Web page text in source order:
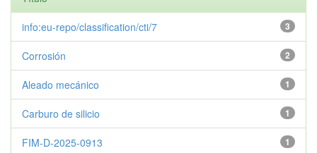
3
info:eu-repo/classification/cti/7
2
Corrosión
1
Aleado mecánico
1
Carburo de silicio
1
FIM-D-2025-0913